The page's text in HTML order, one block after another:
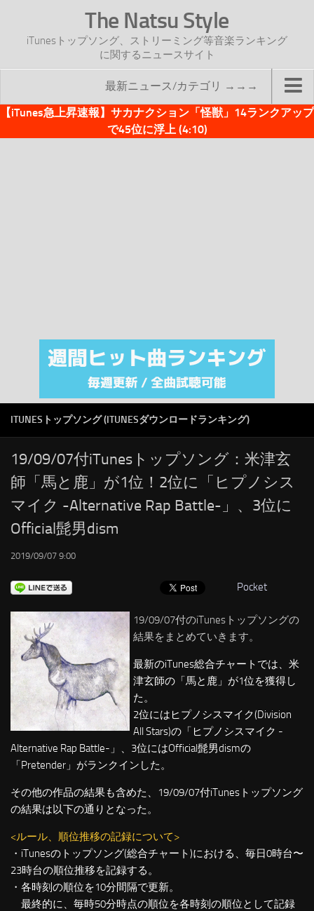
The Natsu Style
iTunesトップソング、ストリーミング等音楽ランキング
に関するニュースサイト
最新ニュース/カテゴリ →→→
TOP
注目カテゴリ
オリジナルiTunes週間トップソング
RSS
LINKS
【iTunes急上昇速報】サカナクション「怪獣」14ランクアップ
で45位に浮上 (4:10)
ITUNESトップソング (ITUNESダウンロードランキング)
19/09/07付iTunesトップソング：米津玄
師「馬と鹿」が1位！2位に「ヒプノシス
マイク -Alternative Rap Battle-」、3位に
Official髭男dism
2019/09/07 9:00
Pocket
19/09/07付のiTunesトップソングの
結果をまとめていきます。
最新のiTunes総合チャートでは、米
津玄師の「馬と鹿」が1位を獲得し
た。
2位にはヒプノシスマイク(Division
All Stars)の「ヒプノシスマイク -
Alternative Rap Battle-」、3位にはOfficial髭男dismの
「Pretender」がランクインした。
その他の作品の結果も含めた、19/09/07付iTunesトップソング
の結果は以下の通りとなった。
<ルール、順位推移の記録について>
・iTunesのトップソング(総合チャート)における、毎日0時台〜
23時台の順位推移を記録する。
・各時刻の順位を10分間隔で更新。
最終的に、毎時50分時点の順位を各時刻の順位として記録